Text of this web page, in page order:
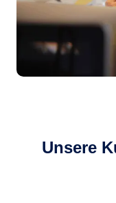
Unsere